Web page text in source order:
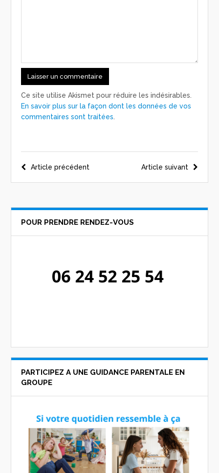
Ce site utilise Akismet pour réduire les indésirables.
En savoir plus sur la façon dont les données de vos
commentaires sont traitées.
Navigation
de
Article suivant
Article précédent
POUR PRENDRE RENDEZ-VOUS
PARTICIPEZ A UNE GUIDANCE PARENTALE EN
GROUPE